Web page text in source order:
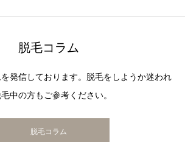
脱毛コラム
発信しております。脱毛をしようか迷われ
中の方もご参考ください。
脱毛コラム